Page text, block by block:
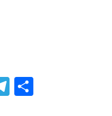
Telegram